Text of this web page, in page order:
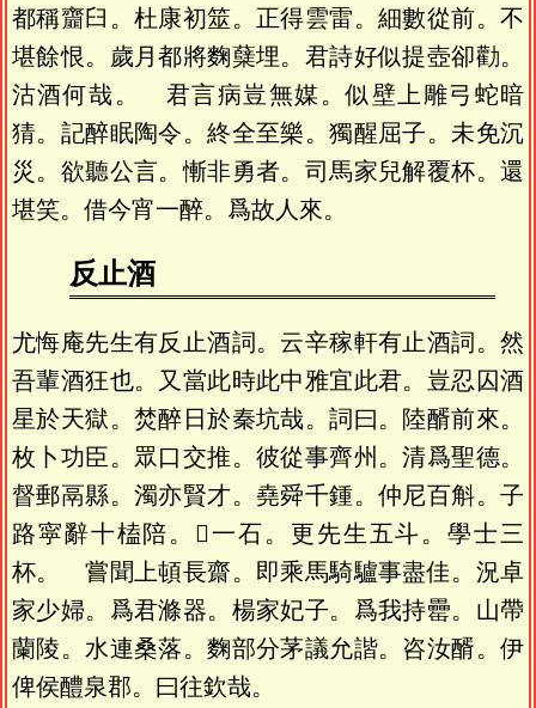
都稱齏臼。杜康初筮。正得雲雷。細數從前。不
堪餘恨。歲月都將麴蘖埋。君詩好似提壺卻勸。
沽酒何哉。 君言病豈無媒。似壁上雕弓蛇暗
猜。記醉眠陶令。終全至樂。獨醒屈子。未免沉
災。欲聽公言。慚非勇者。司馬家兒解覆杯。還
堪笑。借今宵一醉。爲故人來。
反止酒
尤悔庵先生有反止酒詞。云辛稼軒有止酒詞。然
吾輩酒狂也。又當此時此中雅宜此君。豈忍囚酒
星於天獄。焚醉日於秦坑哉。詞曰。陸醑前來。
枚卜功臣。眾口交推。彼從事齊州。清爲聖德。
督郵鬲縣。濁亦賢才。堯舜千鍾。仲尼百斛。子
路寜辭十榼陪。𩫴一石。更先生五斗。學士三
杯。 嘗聞上頓長齋。即乘馬騎驢事盡佳。況卓
家少婦。爲君滌器。楊家妃子。爲我持罍。山帶
蘭陵。水連桑落。麴部分茅議允諧。咨汝醑。伊
俾侯醴泉郡。曰往欽哉。